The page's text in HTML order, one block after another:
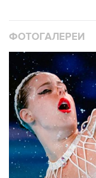
ФОТОГАЛЕРЕИ